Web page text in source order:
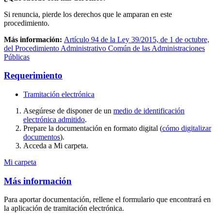
Si renuncia, pierde los derechos que le amparan en este
procedimiento.
Más información: Artículo 94 de la Ley 39/2015, de 1 de octubre,
del Procedimiento Administrativo Común de las Administraciones
Públicas
Requerimiento
Tramitación electrónica
Asegúrese de disponer de un medio de identificación
electrónica admitido.
Prepare la documentación en formato digital (cómo digitalizar
documentos).
Acceda a Mi carpeta.
Mi carpeta
Más información
Para aportar documentación, rellene el formulario que encontrará en
la aplicación de tramitación electrónica.